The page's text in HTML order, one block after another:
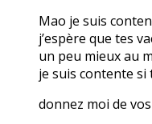
Mao je suis
j’espère que tes
un peu mieux au
je suis contente si
donnez moi de